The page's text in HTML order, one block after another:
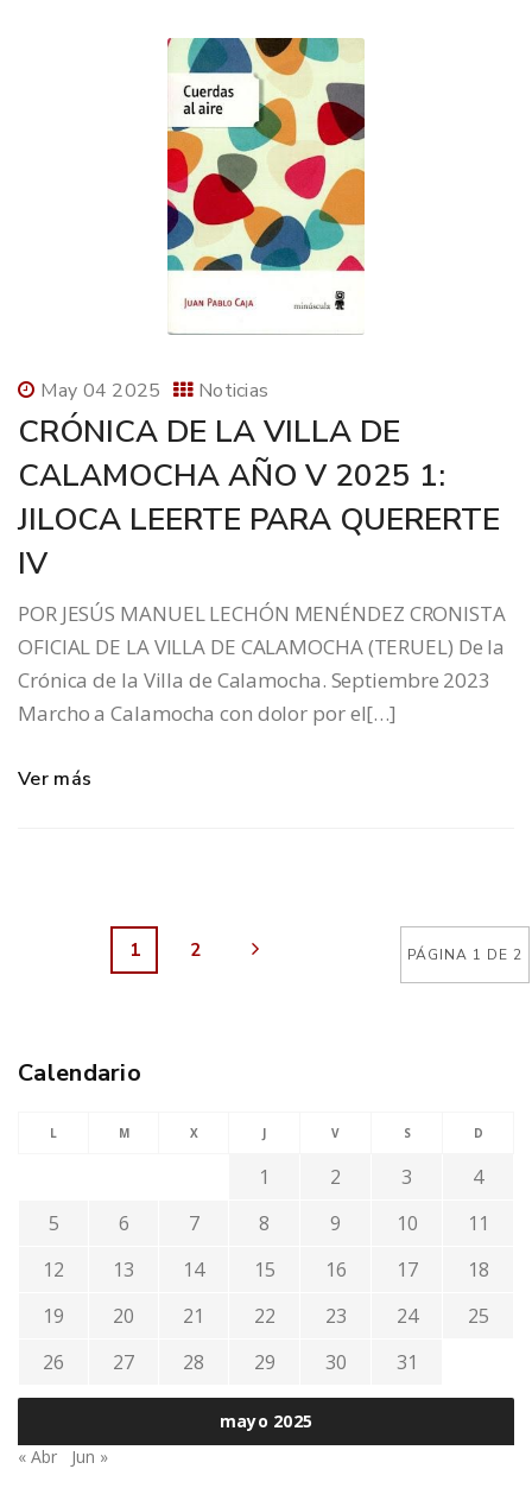
May 04 2025 Noticias
CRÓNICA DE LA VILLA DE
CALAMOCHA AÑO V 2025 1:
JILOCA LEERTE PARA QUERERTE
IV
POR JESÚS MANUEL LECHÓN MENÉNDEZ CRONISTA
OFICIAL DE LA VILLA DE CALAMOCHA (TERUEL) De la
Crónica de la Villa de Calamocha. Septiembre 2023
Marcho a Calamocha con dolor por el[…]
Ver más
PÁGINA 1 DE 2
1 2
Calendario
mayo 2025
L M X J V S D
1 2 3
4
5
6 7 8 9 10
11
12
13 14 15 16 17
18
19
20 21 22 23 24
25
26
27 28 29 30 31
« Abr Jun »